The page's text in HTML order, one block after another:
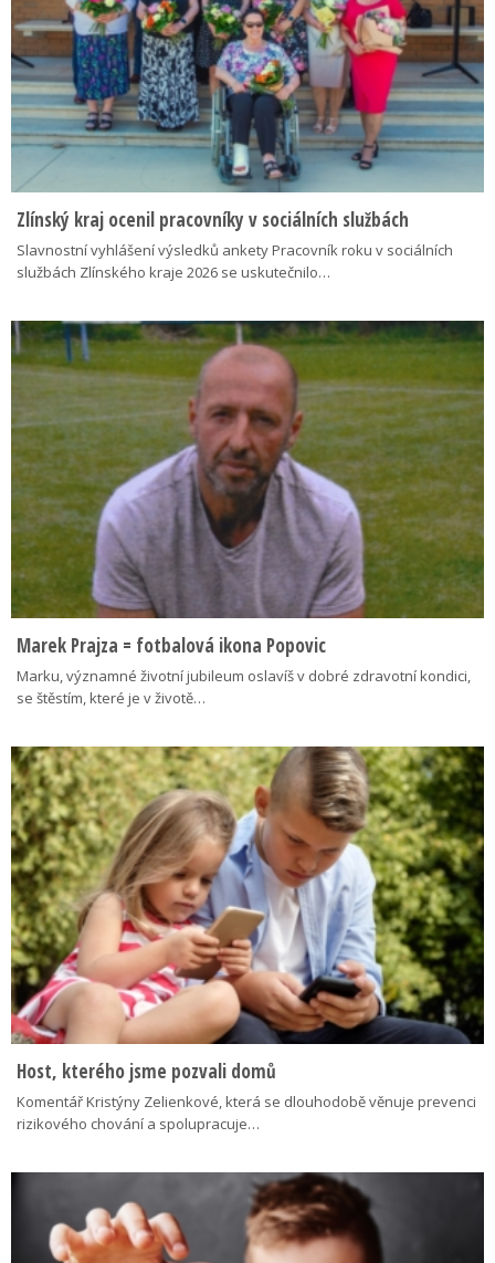
Zlínský kraj ocenil pracovníky v sociálních službách
Slavnostní vyhlášení výsledků ankety Pracovník roku v sociálních
službách Zlínského kraje 2026 se uskutečnilo…
Marek Prajza = fotbalová ikona Popovic
Marku, významné životní jubileum oslavíš v dobré zdravotní kondici,
se štěstím, které je v životě…
Host, kterého jsme pozvali domů
Komentář Kristýny Zelienkové, která se dlouhodobě věnuje prevenci
rizikového chování a spolupracuje…